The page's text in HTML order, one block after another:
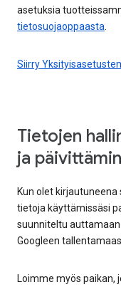
asetuksia
tietosuojaoppaasta
Siirry
Tietojen
ja
Kun olet
tietoja käyttämissäsi
suunniteltu
Googleen
Loimme myös paikan,